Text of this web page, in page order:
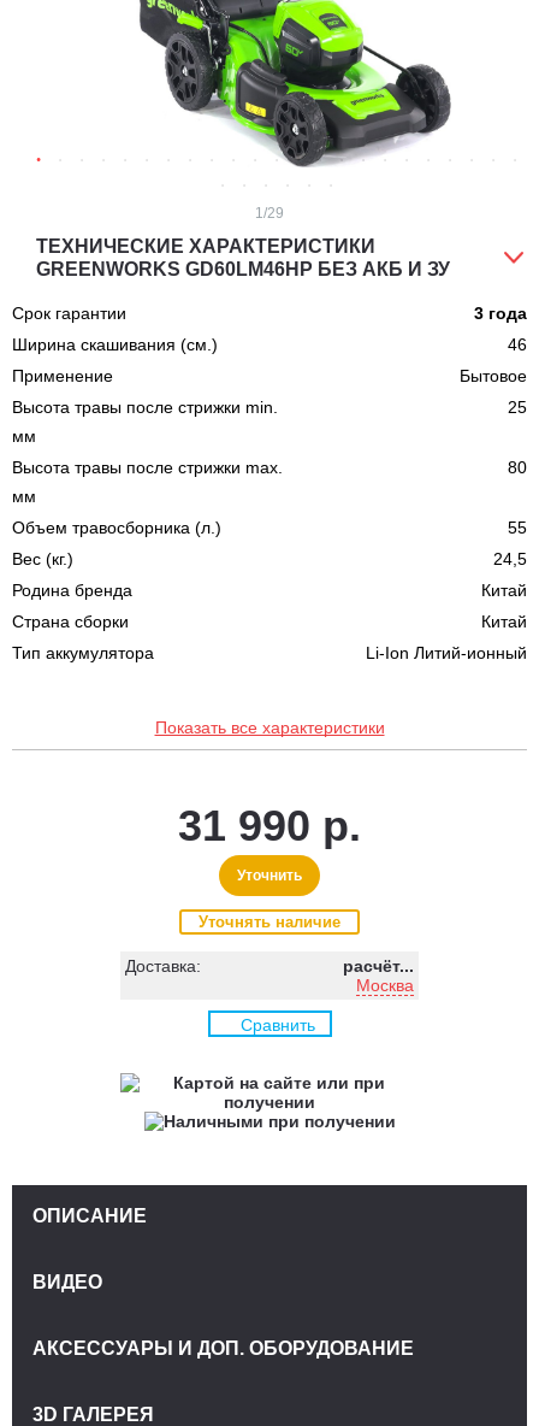
1 /29
ТЕХНИЧЕСКИЕ ХАРАКТЕРИСТИКИ
GREENWORKS GD60LM46HP БЕЗ АКБ И ЗУ
Срок гарантии
3 года
Ширина скашивания (см.)
46
Применение
Бытовое
Высота травы после стрижки min.
мм
25
Высота травы после стрижки max.
мм
80
Объем травосборника (л.)
55
Вес (кг.)
24,5
Родина бренда
Китай
Страна сборки
Китай
Тип аккумулятора
Li-Ion Литий-ионный
Показать все характеристики
31 990 р.
Уточнить
Уточнять наличие
Доставка:
расчёт...
Москва
Сравнить
ОПИСАНИЕ
ВИДЕО
АКСЕССУАРЫ И ДОП. ОБОРУДОВАНИЕ
3D ГАЛЕРЕЯ